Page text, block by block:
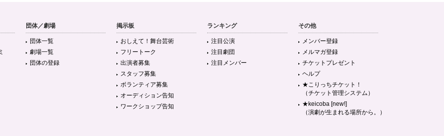
団体／劇場
団体一覧
劇場一覧
団体の登録
掲示板
おしえて！舞台芸術
フリートーク
出演者募集
スタッフ募集
ボランティア募集
オーディション告知
ワークショップ告知
ランキング
注目公演
注目劇団
注目メンバー
その他
メンバー登録
メルマガ登録
チケットプレゼント
ヘルプ
★こりっちチケット！
（チケット管理システム）
★keicoba [new!]
（演劇が生まれる場所から。）